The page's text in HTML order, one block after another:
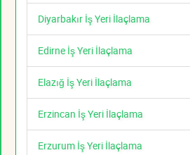
Diyarbakır İş Yeri İlaçlama
Edirne İş Yeri İlaçlama
Elazığ İş Yeri İlaçlama
Erzincan İş Yeri İlaçlama
Erzurum İş Yeri İlaçlama